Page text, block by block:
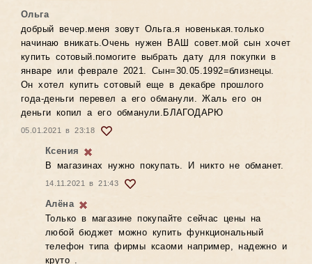
Ольга
добрый вечер.меня зовут Ольга.я новенькая.только
начинаю вникать.Очень нужен ВАШ совет.мой сын хочет
купить сотовый.помогите выбрать дату для покупки в
январе или феврале 2021. Сын=30.05.1992=близнецы.
Он хотел купить сотовый еще в декабре прошлого
года-деньги перевел а его обманули. Жаль его он
деньги копил а его обманули.БЛАГОДАРЮ
05.01.2021 в 23:18
Ксения
В магазинах нужно покупать. И никто не обманет.
14.11.2021 в 21:43
Алёна
Только в магазине покупайте сейчас цены на
любой бюджет можно купить функциональный
телефон типа фирмы ксаоми например, надежно и
круто .